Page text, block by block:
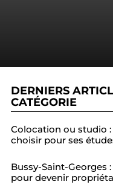
DERNIERS
CATÉGORIE
Colocation ou studio
choisir pour ses
Bussy-Saint-Georges
pour devenir